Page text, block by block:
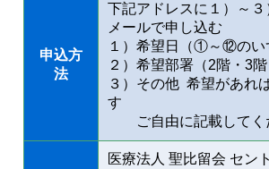
申込方
法
下記アドレスに１）～３
メールで申し込む
１）希望日（①～⑫のい
２）希望部署（2階・3階
３）その他 希望があれ
す
ご自由に記載してく
医療法人 聖比留会 セン